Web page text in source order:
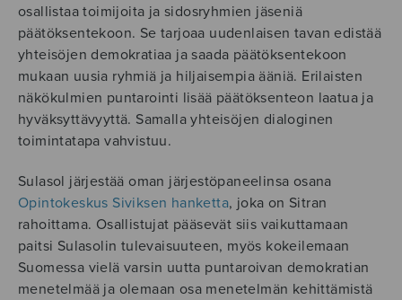
osallistaa toimijoita ja sidosryhmien jäseniä
päätöksentekoon. Se tarjoaa uudenlaisen tavan edistää
yhteisöjen demokratiaa ja saada päätöksentekoon
mukaan uusia ryhmiä ja hiljaisempia ääniä. Erilaisten
näkökulmien puntarointi lisää päätöksenteon laatua ja
hyväksyttävyyttä. Samalla yhteisöjen dialoginen
toimintatapa vahvistuu.
Sulasol järjestää oman järjestöpaneelinsa osana
Opintokeskus Siviksen hanketta, joka on Sitran
rahoittama. Osallistujat pääsevät siis vaikuttamaan
paitsi Sulasolin tulevaisuuteen, myös kokeilemaan
Suomessa vielä varsin uutta puntaroivan demokratian
menetelmää ja olemaan osa menetelmän kehittämistä